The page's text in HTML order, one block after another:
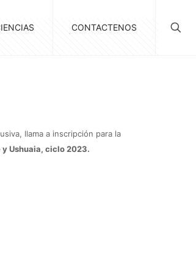
CONTACTENOS
llama a inscripción para la
y Ushuaia, ciclo 2023.